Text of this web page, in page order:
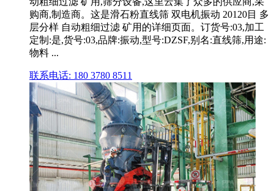
购商,制造商。这是滑石粉直线筛 双电机振动 20120目 多
层分样 自动粗细过滤 矿用的详细页面。订货号:03,加工
定制:是,货号:03,品牌:振动,型号:DZSF,别名:直线筛,用途:
物料 ...
联系电话: 180 3780 8511